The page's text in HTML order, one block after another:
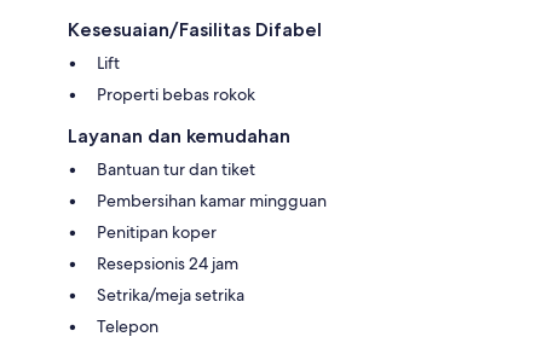
Kesesuaian/Fasilitas Difabel
Lift
Properti bebas rokok
Layanan dan kemudahan
Bantuan tur dan tiket
Pembersihan kamar mingguan
Penitipan koper
Resepsionis 24 jam
Setrika/meja setrika
Telepon